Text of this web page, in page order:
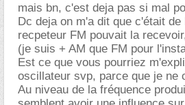
mais bn, c'est deja pas si mal
Dc deja on m'a dit que c'était
recpeteur FM pouvait la
(je suis + AM que FM pour
Est ce que vous pourriez
oscillateur svp, parce que je ne
Au niveau de la fréquence